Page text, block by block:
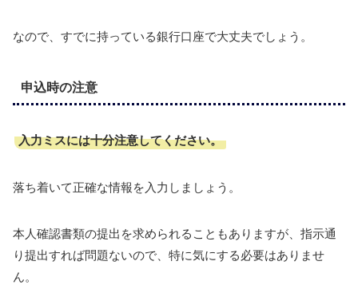
なので、すでに持っている銀行口座で大丈夫でしょう。
申込時の注意
入力ミスには十分注意してください。
落ち着いて正確な情報を入力しましょう。
本人確認書類の提出を求められることもありますが、指示通
り提出すれば問題ないので、特に気にする必要はありませ
ん。